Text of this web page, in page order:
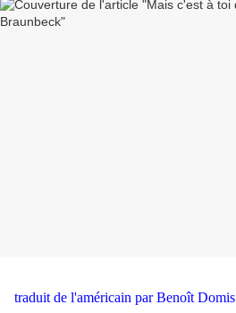
traduit de l'américain par Benoît Domis